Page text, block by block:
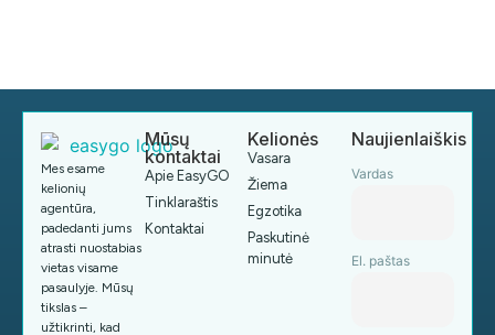
Mes esame
kelionių
agentūra,
padedanti jums
atrasti nuostabias
vietas visame
pasaulyje. Mūsų
tikslas –
užtikrinti, kad
Mūsų
kontaktai
Apie EasyGO
Tinklaraštis
Kontaktai
Kelionės
Vasara
Žiema
Egzotika
Paskutinė
minutė
Naujienlaiškis
Vardas
El. paštas